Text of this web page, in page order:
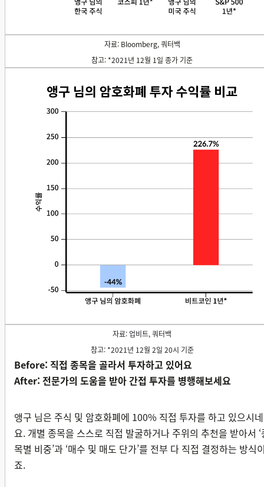
자료: Bloomberg, 쿼터백
참고: *2021년 12월 1일 종가 기준
자료: 업비트, 쿼터백
참고: *2021년 12월 2일 20시 기준
Before: 직접 종목을 골라서 투자하고 있어요
After: 전문가의 도움을 받아 간접 투자를 병행해보세요
앵구 님은 주식 및 암호화폐에 100% 직접 투자를 하고 있으시네
요. 개별 종목을 스스로 직접 발굴하거나 주위의 추천을 받아서 ‘
목별 비중’과 ‘매수 및 매도 단가’를 전부 다 직접 결정하는 방식
죠.